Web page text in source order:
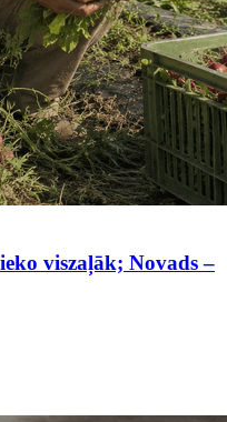
viszaļāk; Novads –